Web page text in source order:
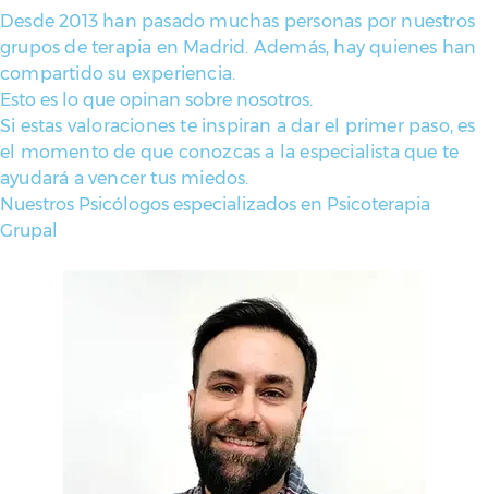
Desde 2013 han pasado muchas personas por nuestros
grupos de terapia en Madrid. Además, hay quienes han
compartido su experiencia.
Esto es lo que opinan sobre nosotros.
Si estas valoraciones te inspiran a dar el primer paso, es
el momento de que conozcas a la especialista que te
ayudará a vencer tus miedos.
Nuestros Psicólogos especializados en Psicoterapia
Grupal